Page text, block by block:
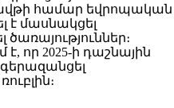
համար եվրոպական
է մասնակցել
է, որ 2025-ի դաշնային